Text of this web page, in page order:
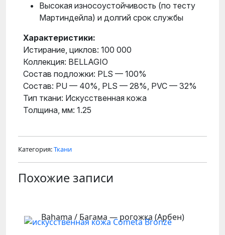
Высокая износоустойчивость (по тесту
Мартиндейла) и долгий срок службы
Характеристики:
Истирание, циклов: 100 000
Коллекция: BELLAGIO
Состав подложки: PLS — 100%
Состав: PU — 40%, PLS — 28%, PVC — 32%
Тип ткани: Искусственная кожа
Толщина, мм: 1.25
Категория:Ткани
Похожие записи
Bahama / Багама — рогожка (Арбен)